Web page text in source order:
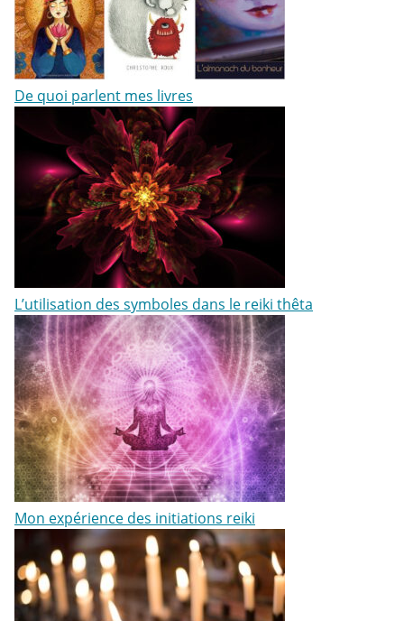
De quoi parlent mes livres
L’utilisation des symboles dans le reiki thêta
Mon expérience des initiations reiki